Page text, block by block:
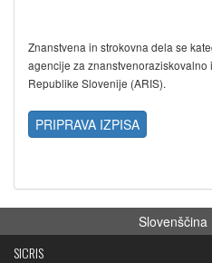
Znanstvena in strokovna dela se
agencije za
Republike Slovenije (ARIS).
PRIPRAVA IZPISA
Slovenščina
SICRIS